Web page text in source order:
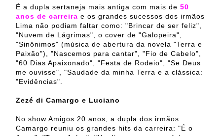
É a dupla sertaneja mais antiga com mais de 50
anos de carreira e os grandes sucessos dos irmãos
Lima não podiam faltar como: "Brincar de ser feliz",
"Nuvem de Lágrimas", o cover de "Galopeira",
"Sinônimos" (música de abertura da novela "Terra e
Paixão"), "Nascemos para cantar", "Fio de Cabelo",
"60 Dias Apaixonado", "Festa de Rodeio", "Se Deus
me ouvisse", "Saudade da minha Terra e a clássica:
"Evidências".
Zezé di Camargo e Luciano
No show Amigos 20 anos, a dupla dos irmãos
Camargo reuniu os grandes hits da carreira: "É o